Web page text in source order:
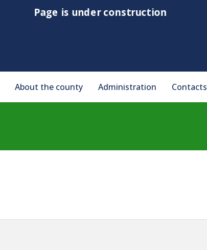
Page is under construction
About the county Administration Contacts